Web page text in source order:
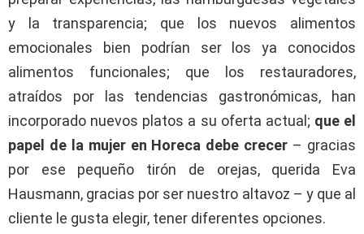
y la transparencia; que los nuevos alimentos
emocionales bien podrían ser los ya conocidos
alimentos funcionales; que los restauradores,
atraídos por las tendencias gastronómicas, han
incorporado nuevos platos a su oferta actual; que el
papel de la mujer en Horeca debe crecer – gracias
por ese pequeño tirón de orejas, querida Eva
Hausmann, gracias por ser nuestro altavoz – y que al
cliente le gusta elegir, tener diferentes opciones.